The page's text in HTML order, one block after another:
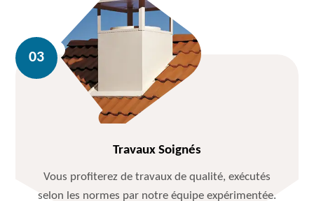
Travaux Soignés
Vous profiterez de travaux de qualité, exécutés
selon les normes par notre équipe expérimentée.